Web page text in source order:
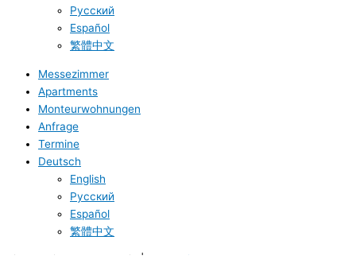
Русский
Español
繁體中文
Messezimmer
Apartments
Monteurwohnungen
Anfrage
Termine
Deutsch
English
Русский
Español
繁體中文
Air Boardinghouse B-Tulip | Webdesign